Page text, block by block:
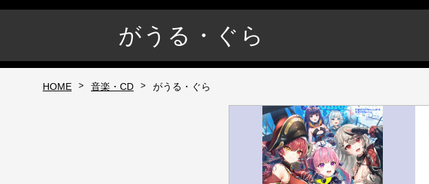
がうる・ぐら
HOME > 音楽・CD > がうる・ぐら